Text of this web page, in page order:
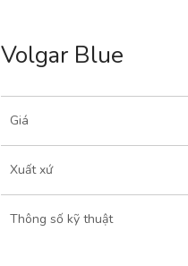
Volgar Blue
Giá
Xuất xứ
Thông số kỹ thuật